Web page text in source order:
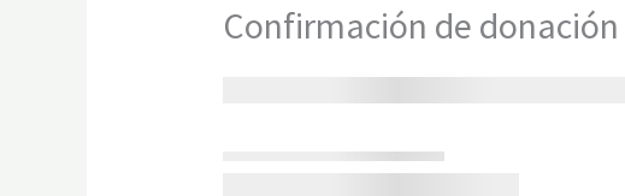
Confirmación de donación